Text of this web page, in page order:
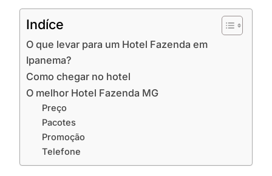
Indíce
O que levar para um Hotel Fazenda em
Ipanema?
Como chegar no hotel
O melhor Hotel Fazenda MG
Preço
Pacotes
Promoção
Telefone